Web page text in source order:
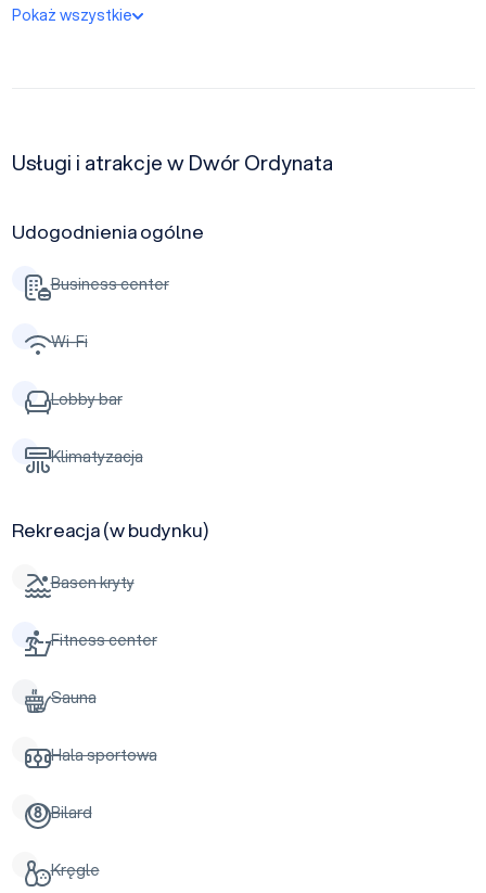
Pokaż wszystkie
Usługi i atrakcje w Dwór Ordynata
Udogodnienia ogólne
Business center
Wi-Fi
Lobby bar
Klimatyzacja
Rekreacja (w budynku)
Basen kryty
Fitness center
Sauna
Hala sportowa
Bilard
Kręgle